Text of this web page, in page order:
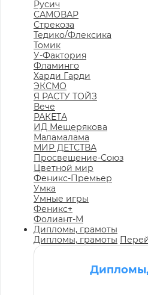
Русич
САМОВАР
Стрекоза
Тедико/Флексика
Томик
У-Фактория
Фламинго
Харди Гарди
ЭКСМО
Я РАСТУ ТОЙЗ
Вече
РАКЕТА
ИД Мещерякова
Маламалама
МИР ДЕТСТВА
Просвещение-Союз
Цветной мир
Феникс-Премьер
Умка
Умные игры
Феникс+
Фолиант-М
Дипломы, грамоты
Дипломы, грамоты